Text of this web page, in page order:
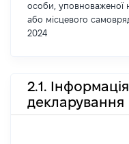
особи, уповноваженої
або місцевого
2024
2.1.
декларування